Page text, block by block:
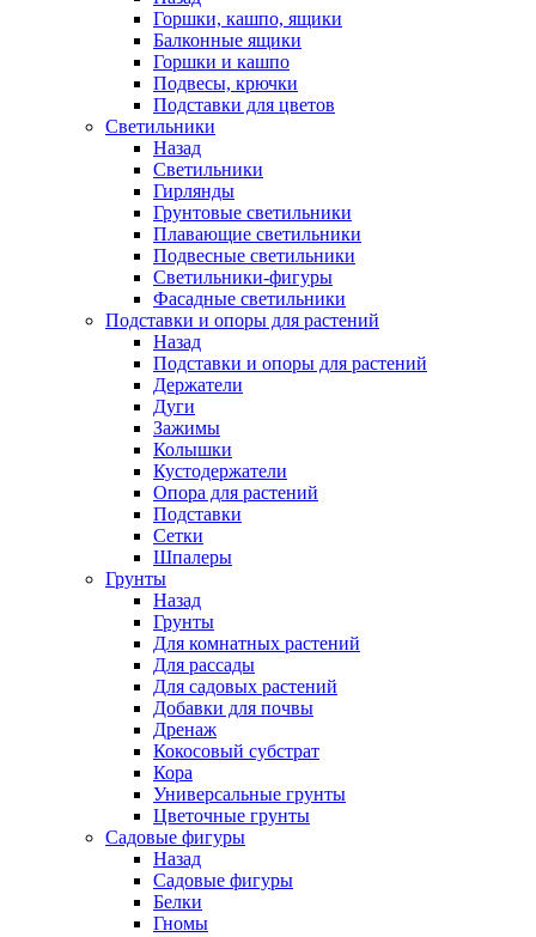
Горшки, кашпо, ящики
Балконные ящики
Горшки и кашпо
Подвесы, крючки
Подставки для цветов
Светильники
Назад
Светильники
Гирлянды
Грунтовые светильники
Плавающие светильники
Подвесные светильники
Светильники-фигуры
Фасадные светильники
Подставки и опоры для растений
Назад
Подставки и опоры для растений
Держатели
Дуги
Зажимы
Колышки
Кустодержатели
Опора для растений
Подставки
Сетки
Шпалеры
Грунты
Назад
Грунты
Для комнатных растений
Для рассады
Для садовых растений
Добавки для почвы
Дренаж
Кокосовый субстрат
Кора
Универсальные грунты
Цветочные грунты
Садовые фигуры
Назад
Садовые фигуры
Белки
Гномы